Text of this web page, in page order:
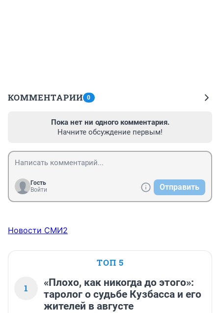
КОММЕНТАРИИ 0
Пока нет ни одного комментария.
Начните обсуждение первым!
Гость
Войти
Отправить
Новости СМИ2
ТОП 5
1
«Плохо, как никогда до этого»:
таролог о судьбе Кузбасса и его
жителей в августе